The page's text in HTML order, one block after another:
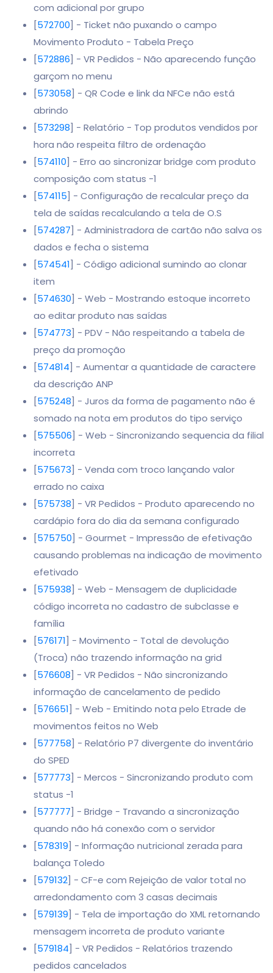
com adicional por grupo
[572700] - Ticket não puxando o campo
Movimento Produto - Tabela Preço
[572886] - VR Pedidos - Não aparecendo função
garçom no menu
[573058] - QR Code e link da NFCe não está
abrindo
[573298] - Relatório - Top produtos vendidos por
hora não respeita filtro de ordenação
[574110] - Erro ao sincronizar bridge com produto
composição com status -1
[574115] - Configuração de recalcular preço da
tela de saídas recalculando a tela de O.S
[574287] - Administradora de cartão não salva os
dados e fecha o sistema
[574541] - Código adicional sumindo ao clonar
item
[574630] - Web - Mostrando estoque incorreto
ao editar produto nas saídas
[574773] - PDV - Não respeitando a tabela de
preço da promoção
[574814] - Aumentar a quantidade de caractere
da descrição ANP
[575248] - Juros da forma de pagamento não é
somado na nota em produtos do tipo serviço
[575506] - Web - Sincronizando sequencia da filial
incorreta
[575673] - Venda com troco lançando valor
errado no caixa
[575738] - VR Pedidos - Produto aparecendo no
cardápio fora do dia da semana configurado
[575750] - Gourmet - Impressão de efetivação
causando problemas na indicação de movimento
efetivado
[575938] - Web - Mensagem de duplicidade
código incorreta no cadastro de subclasse e
família
[576171] - Movimento - Total de devolução
(Troca) não trazendo informação na grid
[576608] - VR Pedidos - Não sincronizando
informação de cancelamento de pedido
[576651] - Web - Emitindo nota pelo Etrade de
movimentos feitos no Web
[577758] - Relatório P7 divergente do inventário
do SPED
[577773] - Mercos - Sincronizando produto com
status -1
[577777] - Bridge - Travando a sincronização
quando não há conexão com o servidor
[578319] - Informação nutricional zerada para
balança Toledo
[579132] - CF-e com Rejeição de valor total no
arredondamento com 3 casas decimais
[579139] - Tela de importação do XML retornando
mensagem incorreta de produto variante
[579184] - VR Pedidos - Relatórios trazendo
pedidos cancelados